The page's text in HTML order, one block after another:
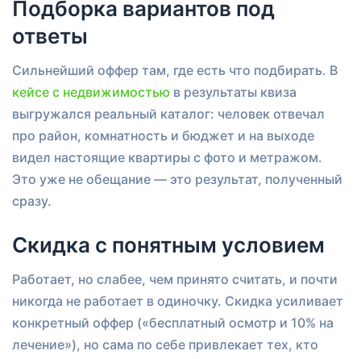
Подборка вариантов под
ответы
Сильнейший оффер там, где есть что подбирать. В
кейсе с недвижимостью в результаты квиза
выгружался реальный каталог: человек отвечал
про район, комнатность и бюджет и на выходе
видел настоящие квартиры с фото и метражом.
Это уже не обещание — это результат, полученный
сразу.
Скидка с понятным условием
Работает, но слабее, чем принято считать, и почти
никогда не работает в одиночку. Скидка усиливает
конкретный оффер («бесплатный осмотр и 10% на
лечение»), но сама по себе привлекает тех, кто